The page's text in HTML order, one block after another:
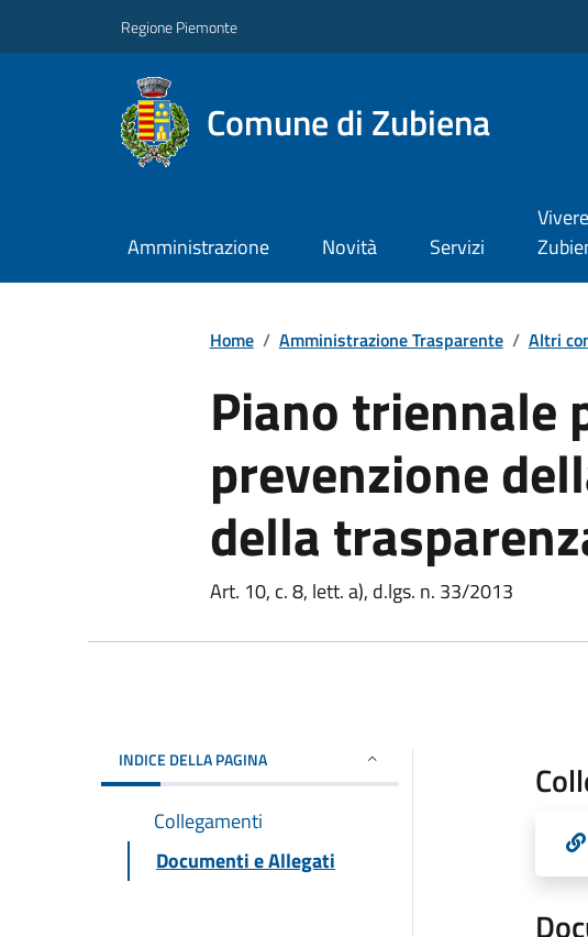
Regione Piemonte
Comune di Zubiena
Amministrazione Novità Servizi
Vivere
Home / Amministrazione Trasparente / Altri
Piano triennale
prevenzione
della
Art. 10, c. 8, lett. a), d.lgs. n. 33/2013
INDICE DELLA PAGINA
Collegamenti
Documenti e Allegati